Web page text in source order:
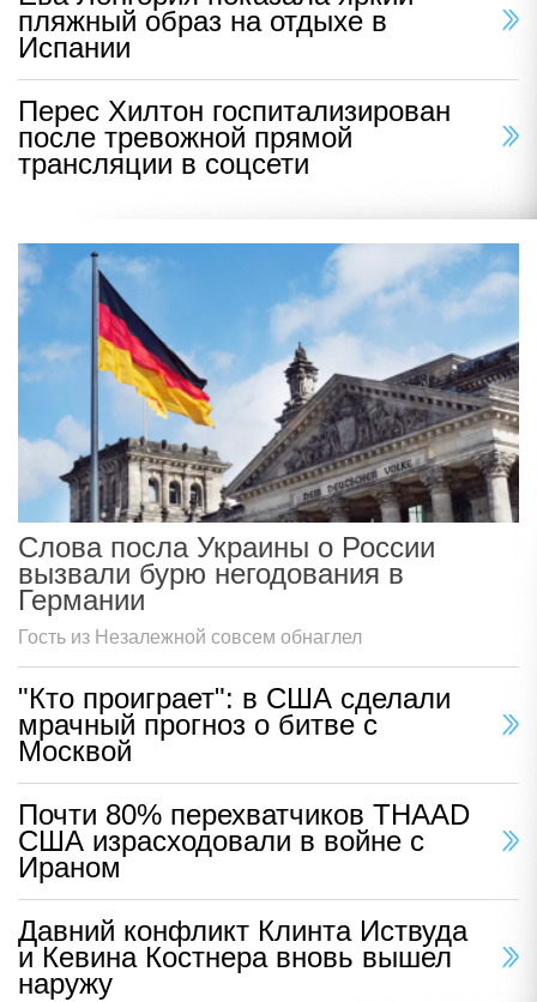
пляжный образ на отдыхе в
Испании
Перес Хилтон госпитализирован
после тревожной прямой
трансляции в соцсети
Слова посла Украины о России
вызвали бурю негодования в
Германии
Гость из Незалежной совсем обнаглел
"Кто проиграет": в США сделали
мрачный прогноз о битве с
Москвой
Почти 80% перехватчиков THAAD
США израсходовали в войне с
Ираном
Давний конфликт Клинта Иствуда
и Кевина Костнера вновь вышел
наружу